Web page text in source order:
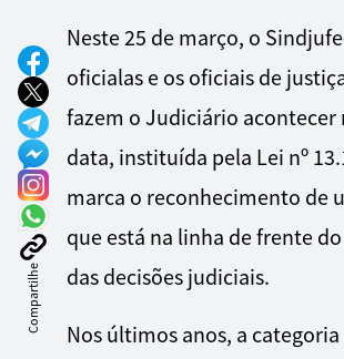
Compartilhe
Neste 25 de março, o
oficialas e os oficiais de
fazem o Judiciário acontecer
data, instituída pela Lei nº
marca o reconhecimento de
que está na linha de frente
das decisões judiciais.
Nos últimos anos, a